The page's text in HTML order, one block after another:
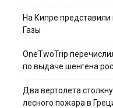
На Кипре представили
Газы
OneTwoTrip
по выдаче шенгена
Два вертолета
лесного пожара в